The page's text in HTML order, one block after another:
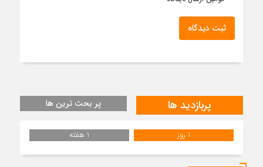
ثبت دیدگاه
پربازدید ها پر بحث ترین ها
1 روز 1 هفته